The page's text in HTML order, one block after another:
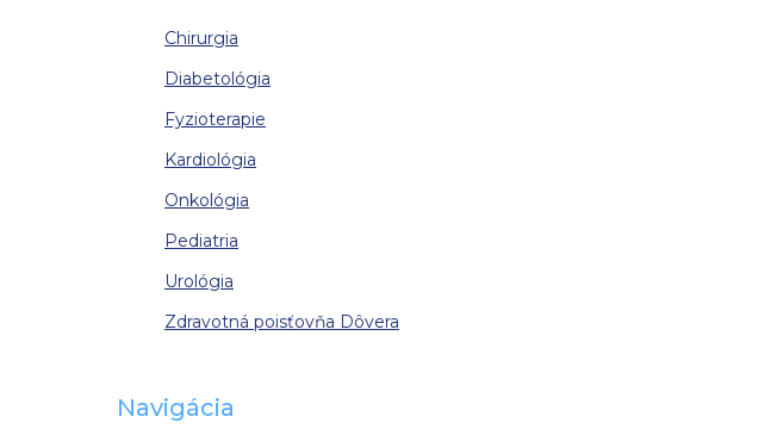
Chirurgia
Diabetológia
Fyzioterapie
Kardiológia
Onkológia
Pediatria
Urológia
Zdravotná poisťovňa Dôvera
Navigácia